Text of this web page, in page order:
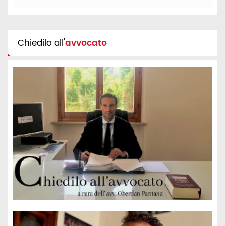
Chiedilo all'avvocato